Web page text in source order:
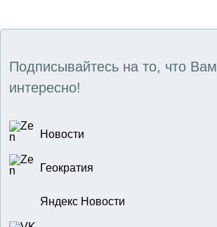
Подписывайтесь на то, что Вам
интересно!
Новости
Геократия
Яндекс Новости